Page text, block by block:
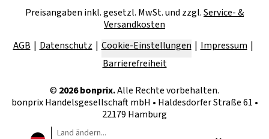
Preisangaben inkl. gesetzl. MwSt. und zzgl.Service- &
Versandkosten
AGB
Datenschutz Cookie-Einstellungen
Impressum
Barrierefreiheit
© 2026bonprix.Alle Rechte vorbehalten.
bonprix Handelsgesellschaft mbH • Haldesdorfer Straße 61 •
22179 Hamburg
Land ändern...